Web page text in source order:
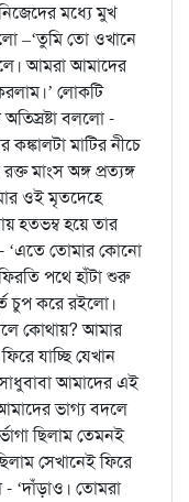
মধ্যে মুখ
–‘তুমি তো ওখানে
আমরা আমাদের
লোকটি
বললো -
মাটির নীচে
মাংস অঙ্গ প্রত্যঙ্গ
ওই মৃতদেহে
হতভম্ব হয়ে তার
‘এতে তোমার কোনো
পথে হাঁটা শুরু
চুপ করে রইলো।
কোথায়? আমার
যাচ্ছি যেখান
আমাদের এই
ভাগ্য বদলে
ছিলাম তেমনই
সেখানেই ফিরে
‘দাঁড়াও। তোমরা